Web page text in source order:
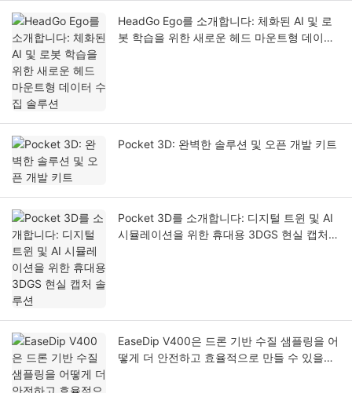
HeadGo Ego를 소개합니다: 체화된 AI 및 로
봇 학습을 위한 새로운 헤드 마운트형 데이터
Pocket 3D: 완벽한 솔루션 및 오픈 개발 키트
Pocket 3D를 소개합니다: 디지털 트윈 및 AI
시뮬레이션을 위한 휴대용 3DGS 현실 캡처
EaseDip V400은 드론 기반 수질 샘플링을 어
떻게 더 안전하고 효율적으로 만들 수 있을까